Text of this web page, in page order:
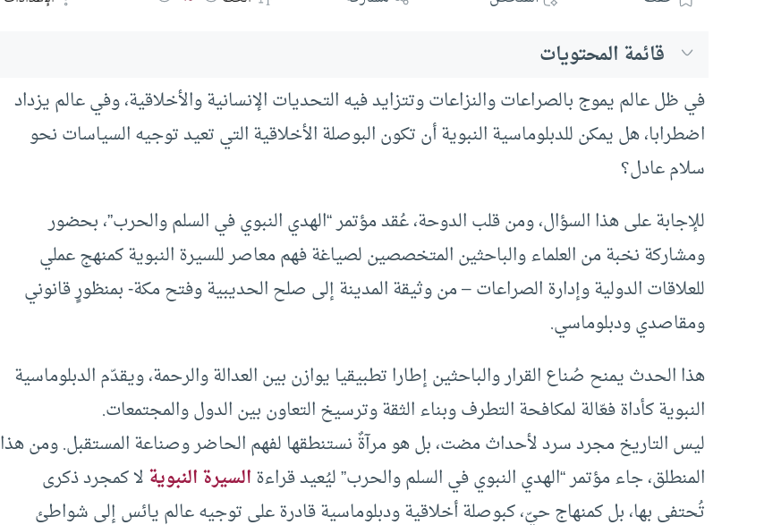
قائمة المحتويات
في ظل عالم يموج بالصراعات والنزاعات وتتزايد فيه التحديات الإنسانية والأخلاقية، وفي عالم يزداد
اضطرابا، هل يمكن للدبلوماسية النبوية أن تكون البوصلة الأخلاقية التي تعيد توجيه السياسات نحو
سلام عادل؟
للإجابة على هذا السؤال، ومن قلب الدوحة، عُقد مؤتمر “الهدي النبوي في السلم والحرب”، بحضور
ومشاركة نخبة من العلماء والباحثين المتخصصين لصياغة فهم معاصر للسيرة النبوية كمنهج عملي
للعلاقات الدولية وإدارة الصراعات – من وثيقة المدينة إلى صلح الحديبية وفتح مكة- بمنظورٍ قانوني
ومقاصدي ودبلوماسي.
هذا الحدث يمنح صُناع القرار والباحثين إطارا تطبيقيا يوازن بين العدالة والرحمة، ويقدّم الدبلوماسية
النبوية كأداة فعّالة لمكافحة التطرف وبناء الثقة وترسيخ التعاون بين الدول والمجتمعات.
ليس التاريخ مجرد سرد لأحداث مضت، بل هو مرآةٌ نستنطقها لفهم الحاضر وصناعة المستقبل. ومن هذا
المنطلق، جاء مؤتمر “الهدي النبوي في السلم والحرب” ليُعيد قراءةالسيرة النبويةلا كمجرد ذكرى
تُحتفى بها، بل كمنهاج حيّ، كبوصلة أخلاقية ودبلوماسية قادرة على توجيه عالم يائس إلى شواطئ